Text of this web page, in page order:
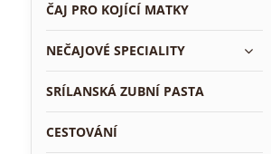
ČAJ PRO KOJÍCÍ MATKY
NEČAJOVÉ SPECIALITY
SRÍLANSKÁ ZUBNÍ PASTA
CESTOVÁNÍ